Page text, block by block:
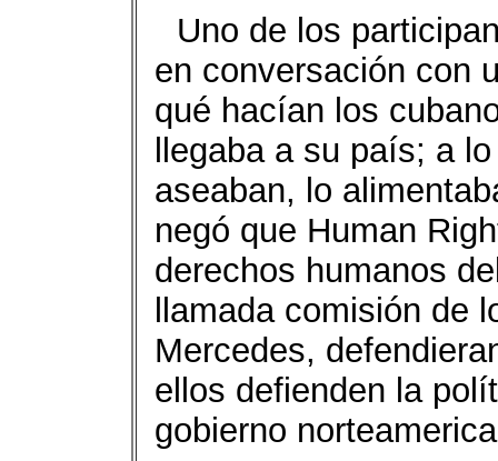
Uno de los
en conversación con
qué hacían los
llegaba a su país; a
aseaban, lo
negó que Human
derechos humanos
llamada comisión de
Mercedes,
ellos defienden la
gobierno